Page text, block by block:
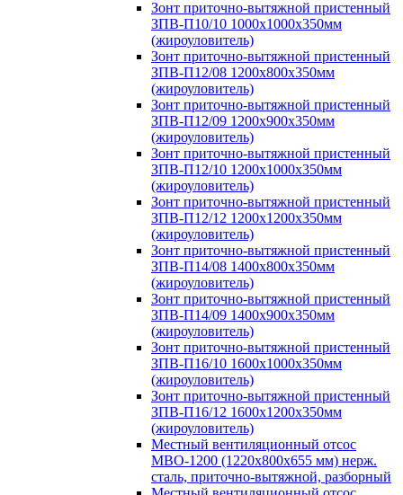
Зонт приточно-вытяжной пристенный
ЗПВ-П10/10 1000х1000х350мм
(жироуловитель)
Зонт приточно-вытяжной пристенный
ЗПВ-П12/08 1200х800х350мм
(жироуловитель)
Зонт приточно-вытяжной пристенный
ЗПВ-П12/09 1200х900х350мм
(жироуловитель)
Зонт приточно-вытяжной пристенный
ЗПВ-П12/10 1200х1000х350мм
(жироуловитель)
Зонт приточно-вытяжной пристенный
ЗПВ-П12/12 1200х1200х350мм
(жироуловитель)
Зонт приточно-вытяжной пристенный
ЗПВ-П14/08 1400х800х350мм
(жироуловитель)
Зонт приточно-вытяжной пристенный
ЗПВ-П14/09 1400х900х350мм
(жироуловитель)
Зонт приточно-вытяжной пристенный
ЗПВ-П16/10 1600х1000х350мм
(жироуловитель)
Зонт приточно-вытяжной пристенный
ЗПВ-П16/12 1600х1200х350мм
(жироуловитель)
Местный вентиляционный отсос
МВО-1200 (1220х800х655 мм) нерж.
сталь, приточно-вытяжной, разборный